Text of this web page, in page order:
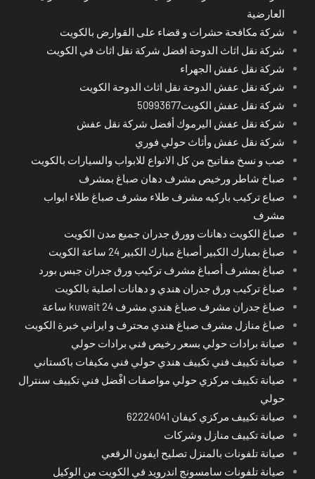
العارضية
شركة مكافحة حشرات و قضاء على القوارض بالكويت
شركة نقل اثاث الدوحة افضل شركة نقل اثاث في الكويت
شركة نقل عفش الجهراء
شركة نقل عفش الدوحة نقل اثاث الدوحة الكويت
شركة نقل عفش الكويت50993677
شركة نقل عفش اليرموك أفضل شركة نقل عفش
شركة نقل عفش وأثاث حولي فوري
صب و نسخ مفاتيح من كل الانواع للابواب والسيارات بالكويت
صباخ شاطر ورخيص مشرف دهان صباغ بمشرف
صباع تركيب باركيه مشرف طلاء مشرف صباغ طلاء ابواب
مشرف
صباغ الكويت دهانات وورق جدران جميع مدن الكويت
صباغ بمبارك الكبير أصباغ مبارك الكبير 24 ساعة الكويت
صباغ بمشرف أصباغ مشرف تركيب ورق جدران جبس بورد
صباغ تركيب ورق جدران هندي و دهانات اصلية بالكويت
صباغ جدران مشرف صباغ هندي مشرف kuwait 24 ساعة
صباغ منازل مشرف صباغ هندي محترف و ايراني خبرة الكويت
صيانة برادات حولي بسعر رخيص فني برادات حولي
صيانة تكييف فني تكييف هندي حولي فني مكيفات باكستاني
صيانة تكييف مركزي حولي مواصفات افْضل فني تكييف سنترال
حولي
صيانة تكييف مركزي كيفان 62224041
صيانة تكييف منازل وشركات
صيانة تلفونات بالمنزل تصليح ايفون الرقعي
صيانة تلفونات سامسونج اندرويد في الكويت من الوكيل